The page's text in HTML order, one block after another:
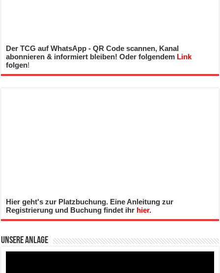
Der TCG auf WhatsApp - QR Code scannen, Kanal
abonnieren & informiert bleiben! Oder folgendem Link
folgen!
Hier geht's zur Platzbuchung. Eine Anleitung zur
Registrierung und Buchung findet ihr hier.
Unsere Anlage